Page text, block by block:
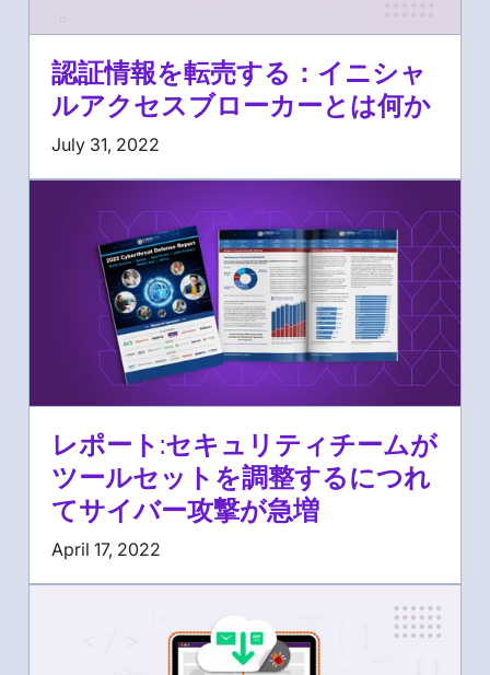
認証情報を転売する：イニシャ
ルアクセスブローカーとは何か
July 31, 2022
レポート:セキュリティチームが
ツールセットを調整するにつれ
てサイバー攻撃が急増
April 17, 2022